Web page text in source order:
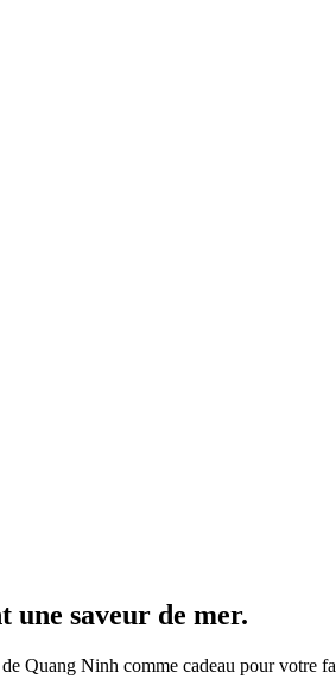
une saveur de mer.
Quang Ninh comme cadeau pour votre